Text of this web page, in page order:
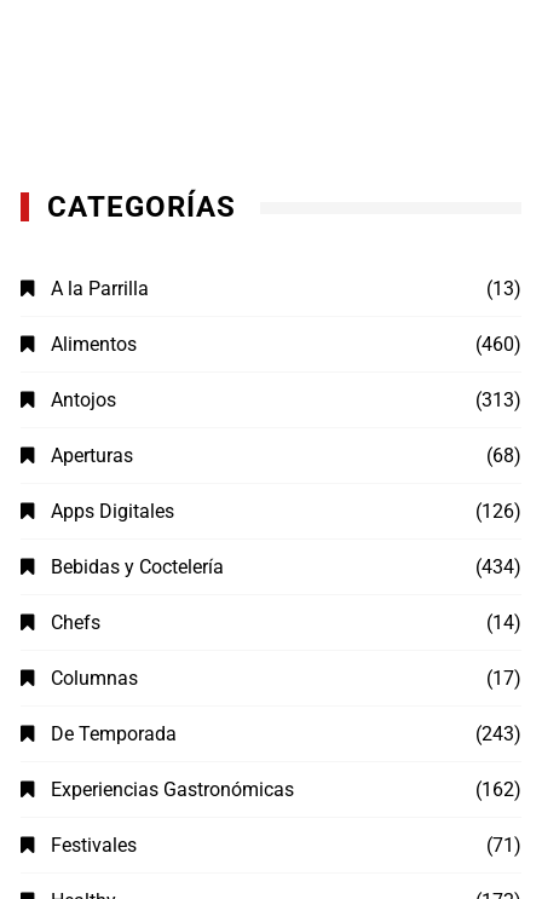
CATEGORÍAS
A la Parrilla (13)
Alimentos (460)
Antojos (313)
Aperturas (68)
Apps Digitales (126)
Bebidas y Coctelería (434)
Chefs (14)
Columnas (17)
De Temporada (243)
Experiencias Gastronómicas (162)
Festivales (71)